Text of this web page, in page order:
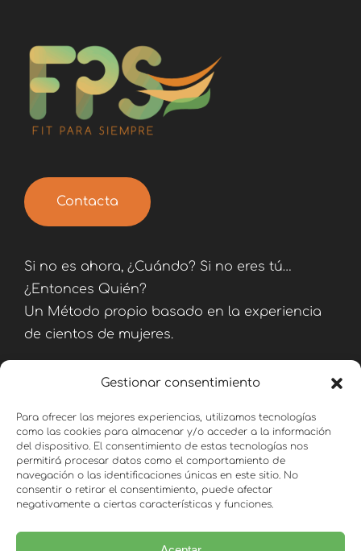
Gestionar consentimiento
Para ofrecer las mejores experiencias, utilizamos tecnologías
como las cookies para almacenar y/o acceder a la información
del dispositivo. El consentimiento de estas tecnologías nos
permitirá procesar datos como el comportamiento de
navegación o las identificaciones únicas en este sitio. No
consentir o retirar el consentimiento, puede afectar
negativamente a ciertas características y funciones.
Contacta
Si no es ahora, ¿Cuándo? Si no eres tú…
¿Entonces Quién?
Un Método propio basado en la experiencia
de cientos de mujeres.
Consulta